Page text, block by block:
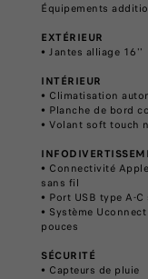
Équipements
EXTÉRIEUR
• Jantes alliage 16''
INTÉRIEUR
• Climatisation
• Planche de bord
• Volant soft touch
• Connectivité
sans fil
• Port USB type A-
• Système
pouces
SÉCURITÉ
• Capteurs de pluie